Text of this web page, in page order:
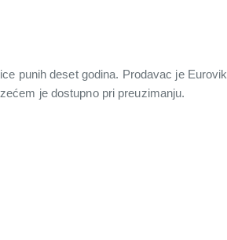
punih deset godina. Prodavac je Eurovik
je dostupno pri preuzimanju.